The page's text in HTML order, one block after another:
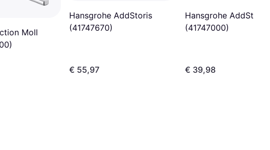
Moll
Hansgrohe AddStoris
(41747670)
€ 55,97
Hansgrohe AddStoris
(41747000)
€ 39,98